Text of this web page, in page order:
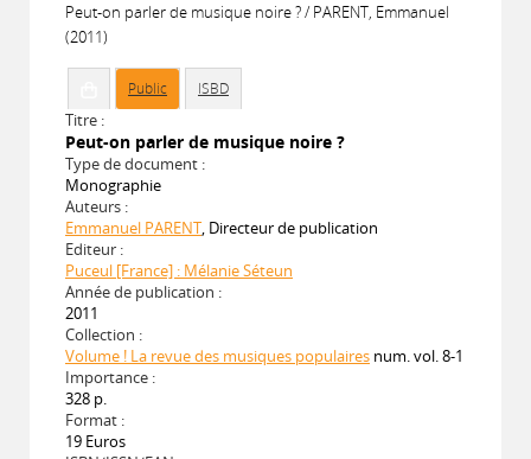
Peut-on parler de musique noire ? / PARENT, Emmanuel
(2011)
Public ISBD
Titre :
Peut-on parler de musique noire ?
Type de document :
Monographie
Auteurs :
Emmanuel PARENT, Directeur de publication
Editeur :
Puceul [France] : Mélanie Séteun
Année de publication :
2011
Collection :
Volume ! La revue des musiques populaires num. vol. 8-1
Importance :
328 p.
Format :
19 Euros